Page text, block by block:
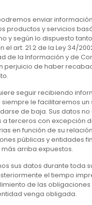
enviar
productos y servicios
y según lo dispuesto
el art. 21.2 de la Ley 34/
de la Información y de
perjuicio de haber
seguir recibiendo
le facilitaremos un
de baja. Sus datos no
terceros con excepción
en función de su
públicas y entidades
arriba expuestos.
sus datos durante toda
el tiempo
de las obligaciones
venga obligada.